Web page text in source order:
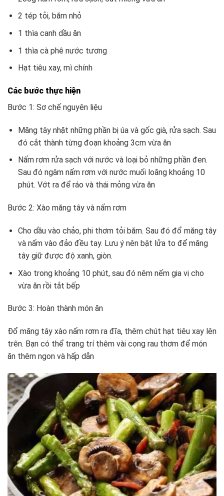
2 tép tỏi, băm nhỏ
1 thìa canh dầu ăn
1 thìa cà phê nước tương
Hạt tiêu xay, mì chính
Các bước thực hiện
Bước 1: Sơ chế nguyên liệu
Măng tây nhặt những phần bị úa và gốc già, rửa sạch. Sau
đó cắt thành từng đoạn khoảng 3cm vừa ăn
Nấm rơm rửa sạch với nước và loại bỏ những phần đen.
Sau đó ngâm nấm rơm với nước muối loãng khoảng 10
phút. Vớt ra để ráo và thái mỏng vừa ăn
Bước 2: Xào măng tây và nấm rơm
Cho dầu vào chảo, phi thơm tỏi băm. Sau đó đổ măng tây
và nấm vào đảo đều tay. Lưu ý nên bật lửa to để măng
tây giữ được độ xanh, giòn.
Xào trong khoảng 10 phút, sau đó nêm nếm gia vị cho
vừa ăn rồi tắt bếp
Bước 3: Hoàn thành món ăn
Đổ măng tây xào nấm rơm ra đĩa, thêm chút hạt tiêu xay lên
trên. Bạn có thể trang trí thêm vài cọng rau thơm để món
ăn thêm ngon và hấp dẫn